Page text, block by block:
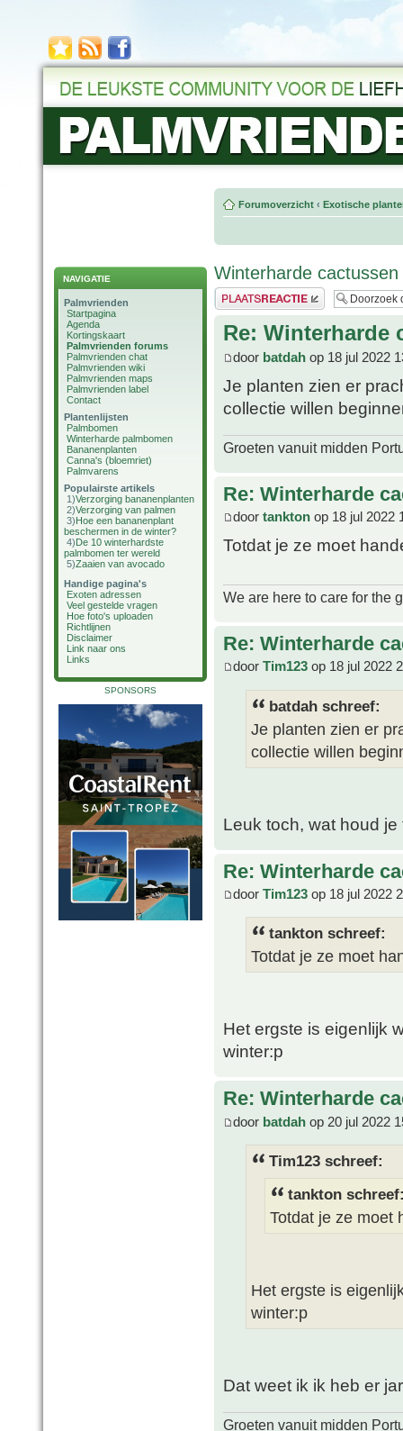
NAVIGATIE
Palmvrienden
Startpagina
Agenda
Kortingskaart
Palmvrienden forums
Palmvrienden chat
Palmvrienden wiki
Palmvrienden maps
Palmvrienden label
Contact
Plantenlijsten
Palmbomen
Winterharde palmbomen
Bananenplanten
Canna's (bloemriet)
Palmvarens
Populairste artikels
1)Verzorging bananenplanten
2)Verzorging van palmen
3)Hoe een bananenplant
beschermen in de winter?
4)De 10 winterhardste
palmbomen ter wereld
5)Zaaien van avocado
Handige pagina's
Exoten adressen
Veel gestelde vragen
Hoe foto's uploaden
Richtlijnen
Disclaimer
Link naar ons
Links
SPONSORS
Forumoverzicht ‹ Exotische
Winterharde cactussen
Plaats een reactie
Re: Winterharde
door batdah op 18 jul 2022
Je planten zien er
collectie willen
Groeten vanuit midden
Re: Winterharde
door tankton op 18 jul 2022
Totdat je ze moet
We are here to care for the
Re: Winterharde
door Tim123 op 18 jul 2022
batdah schreef:
Je planten zien er
collectie willen
Leuk toch, wat houd je
Re: Winterharde
door Tim123 op 18 jul 2022
tankton schreef:
Totdat je ze moet
Het ergste is eigenlijk
winter:p
Re: Winterharde
door batdah op 20 jul 2022
Tim123 schreef:
tankton
Totdat je ze moet
Het ergste is
winter:p
Dat weet ik ik heb er
Groeten vanuit midden